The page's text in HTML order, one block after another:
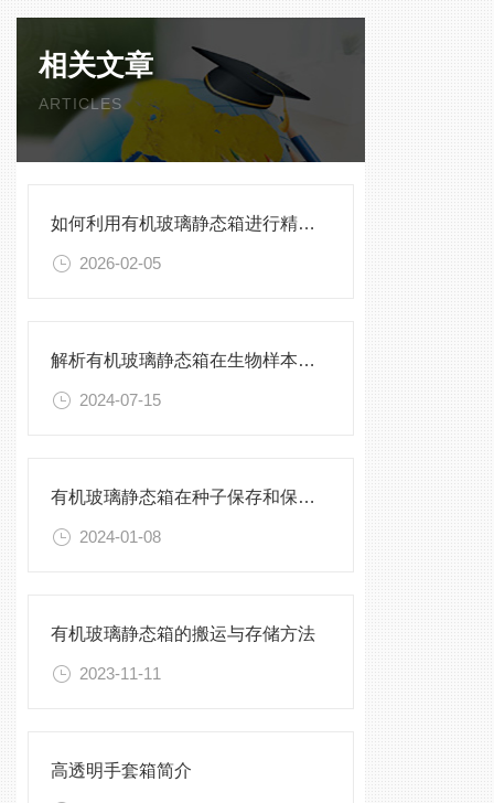
相关文章
ARTICLES
如何利用有机玻璃静态箱进行精确的环境模拟观测？
2026-02-05
解析有机玻璃静态箱在生物样本保存中的优势
2024-07-15
有机玻璃静态箱在种子保存和保护中的作用分析
2024-01-08
有机玻璃静态箱的搬运与存储方法
2023-11-11
高透明手套箱简介